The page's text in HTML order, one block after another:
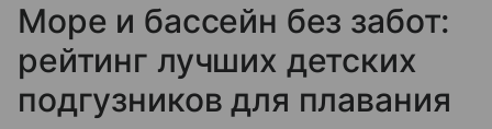
Море и бассейн без забот:
рейтинг лучших детских
подгузников для плавания